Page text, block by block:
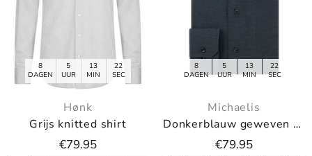
8
DAGEN
5
UUR
13
MIN
21
SEC
Hønk
Grijs knitted shirt
€79.95
8
DAGEN
5
UUR
13
MIN
21
SEC
Michaelis
Donkerblauw geweven overhemd met zwarte knopen
€79.95